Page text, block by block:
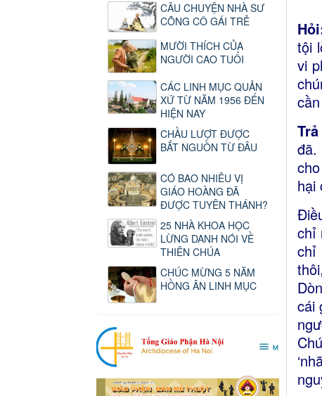
tội
vi
đã.
hại
chỉ
chỉ
cái
CÂU CHUYỆN NHÀ SƯ
CÕNG CÔ GÁI TRẺ
MƯỜI THÍCH CỦA
NGƯỜI CAO TUỔI
CÁC LINH MỤC QUẢN
XỨ TỪ NĂM 1956 ĐẾN
HIỆN NAY
CHẦU LƯỢT ĐƯỢC
BẮT NGUỒN TỪ ĐÂU
CÓ BAO NHIÊU VỊ
GIÁO HOÀNG ĐÃ
ĐƯỢC TUYÊN THÁNH?
25 NHÀ KHOA HỌC
LỪNG DANH NÓI VỀ
THIÊN CHÚA
CHÚC MỪNG 5 NĂM
HỒNG ÂN LINH MỤC